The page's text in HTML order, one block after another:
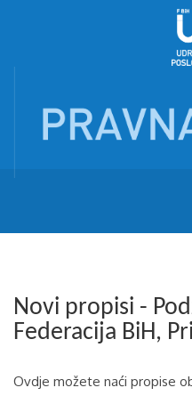
Novi propisi -
Federacija BiH,
Ovdje možete naći propise